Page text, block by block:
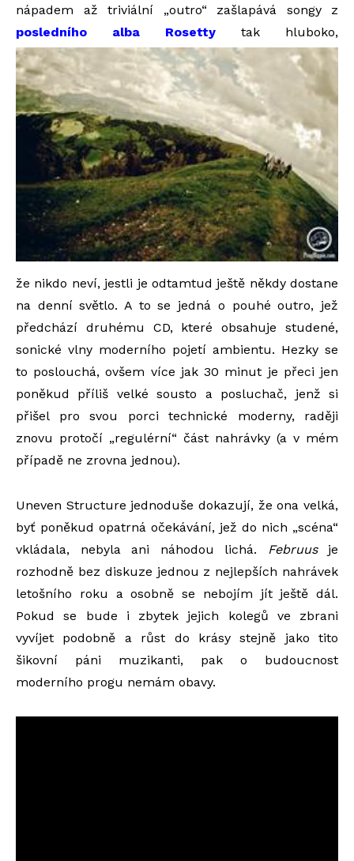
nápadem až triviální „outro“ zašlapává songy z
posledního alba Rosetty tak hluboko,
že nikdo neví, jestli je odtamtud ještě někdy dostane
na denní světlo. A to se jedná o pouhé outro, jež
předchází druhému CD, které obsahuje studené,
sonické vlny moderního pojetí ambientu. Hezky se
to poslouchá, ovšem více jak 30 minut je přeci jen
poněkud příliš velké sousto a posluchač, jenž si
přišel pro svou porci technické moderny, raději
znovu protočí „regulérní“ část nahrávky (a v mém
případě ne zrovna jednou).
Uneven Structure jednoduše dokazují, že ona velká,
byť poněkud opatrná očekávání, jež do nich „scéna“
vkládala, nebyla ani náhodou lichá.
Februusje
rozhodně bez diskuze jednou z nejlepších nahrávek
letošního roku a osobně se nebojím jít ještě dál.
Pokud se bude i zbytek jejich kolegů ve zbrani
vyvíjet podobně a růst do krásy stejně jako tito
šikovní páni muzikanti, pak o budoucnost
moderního progu nemám obavy.